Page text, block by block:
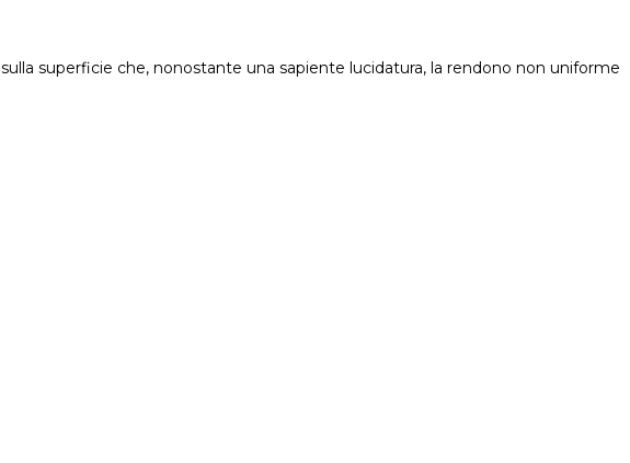
superficie che, nonostante una sapiente lucidatura, la rendono non uniforme